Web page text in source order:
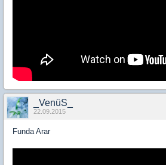
_VenüS_
22.09.2015
Funda Arar